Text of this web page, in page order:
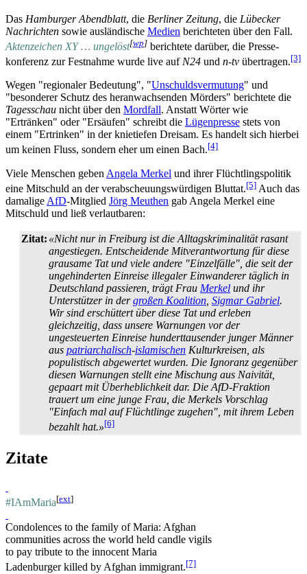
Das Hamburger Abendblatt, die Berliner Zeitung, die Lübecker
Nachrichten sowie ausländische Medien berichteten über den Fall.
Aktenzeichen XY … ungelöst[wp] berichtete darüber, die Presse­
konferenz zur Festnahme wurde live auf N24 und n-tv übertragen.[3]
Wegen "regionaler Bedeutung", "Unschuldsvermutung" und
"besonderer Schutz des heran­wachsenden Mörders" berichtete die
Tagesschau nicht über den Mordfall. Anstatt Wörter wie
"Ertränken" oder "Ersäufen" schreibt die Lügenpresse stets von
einem "Ertrinken" in der knietiefen Dreisam. Es handelt sich hierbei
um keinen Fluss, sondern eher um einen Bach.[4]
Viele Menschen geben Angela Merkel und ihrer Flüchtlingspolitik
eine Mitschuld an der verabscheuungs­würdigen Bluttat.[5] Auch das
damalige AfD-Mitglied Jörg Meuthen gab Angela Merkel eine
Mitschuld und ließ verlautbaren:
Zitat: «Nicht nur in Freiburg ist die Alltags­kriminalität rasant
angestiegen. Entscheidende Mit­verantwortung für diese
grausame Tat und viele andere "Einzelfälle", die seit der
ungehinderten Einreise illegaler Einwanderer täglich in
Deutschland passieren, trägt Frau Merkel und ihr
Unterstützer in dergroßen Koalition Sigmar Gabriel.
Wir sind erschüttert über diese Tat und erleben
gleichzeitig, dass unsere Warnungen vor der
ungesteuerten Einreise hundert­tausender junger Männer
aus patriarchalisch-islamischen Kultur­kreisen, als
populistisch abgewertet wurden. Die Ignoranz gegenüber
diesen Warnungen stellt eine Mischung aus Naivität,
gepaart mit Überheblichkeit dar. Die AfD-Fraktion
trauert um eine junge Frau, die Merkels Vorschlag
"Einfach mal auf Flüchtlinge zugehen", mit ihrem Leben
bezahlt hat.»[6]
Zitate
#IAmMaria[ext]
Condolences to the family of Maria: Afghan
communities across the world held candle vigils
to pay tribute to the innocent Maria
Ladenburger killed by Afghan immigrant.[7]